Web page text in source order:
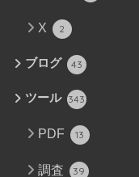
X 2
ブログ 43
ツール 343
PDF 13
調査 39